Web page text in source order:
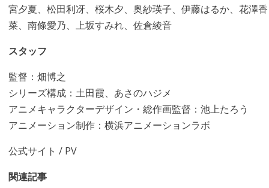
宮夕夏、松田利冴、桜木夕、奥紗瑛子、伊藤はるか、花澤香
菜、南條愛乃、上坂すみれ、佐倉綾音
スタッフ
監督：畑博之
シリーズ構成：土田霞、あさのハジメ
アニメキャラクターデザイン・総作画監督：池上たろう
アニメーション制作：横浜アニメーションラボ
公式サイト / PV
関連記事